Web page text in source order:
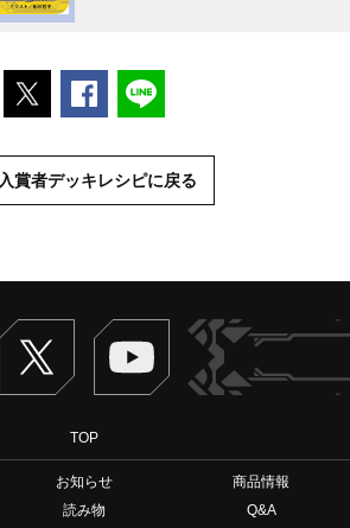
ポストするFacebookでシェアする
入賞者デッキレシピに戻る
Twitter ヴァンガードch
TOP
お知らせ
商品情報
読み物
Q&A